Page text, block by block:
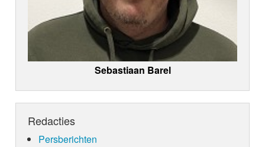
Sebastiaan Barel
Redacties
Persberichten